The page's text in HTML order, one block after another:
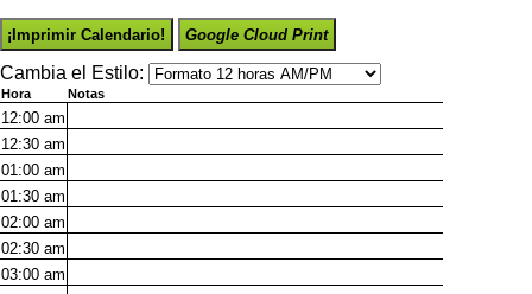
¡Imprimir Calendario! Google Cloud Print
Cambia el Estilo:
Hora Notas
12:00 am
12:30 am
01:00 am
01:30 am
02:00 am
02:30 am
03:00 am